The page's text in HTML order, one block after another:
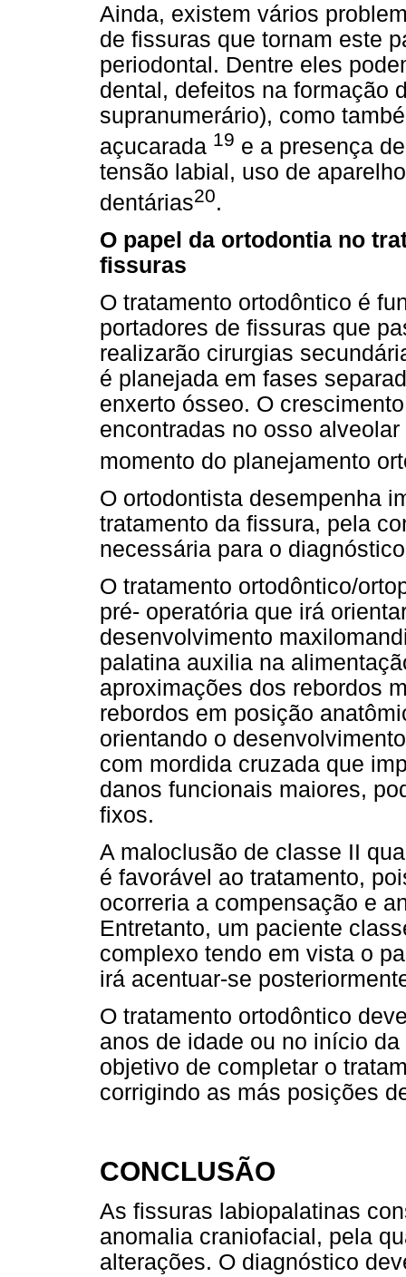
Ainda, existem vários
de fissuras que tornam este
periodontal. Dentre eles
dental, defeitos na formação
supranumerário), como
açucarada 19 e a presença
tensão labial, uso de
dentárias20.
O papel da ortodontia no
fissuras
O tratamento ortodôntico é
portadores de fissuras que
realizarão cirurgias
é planejada em fases
enxerto ósseo. O
encontradas no osso
momento do planejamento
O ortodontista desempenha
tratamento da fissura, pela
necessária para o
O tratamento ortodôntico/
pré- operatória que irá
desenvolvimento
palatina auxilia na
aproximações dos rebordos
rebordos em posição
orientando o
com mordida cruzada que
danos funcionais maiores,
fixos.
A maloclusão de classe II
é favorável ao tratamento,
ocorreria a compensação e
Entretanto, um paciente
complexo tendo em vista o
irá acentuar-se
O tratamento ortodôntico
anos de idade ou no início
objetivo de completar o
corrigindo as más posições
CONCLUSÃO
As fissuras labiopalatinas
anomalia craniofacial, pela
alterações. O diagnóstico